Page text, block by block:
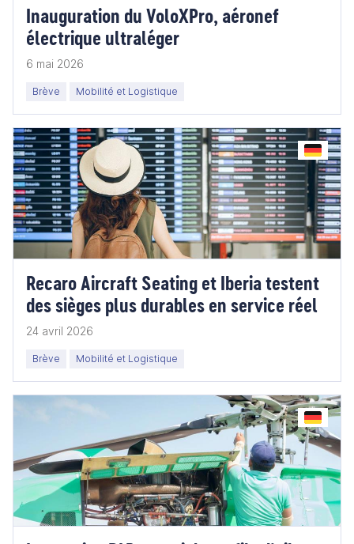
Inauguration du VoloXPro, aéronef
électrique ultraléger
6 mai 2026
Brève Mobilité et Logistique
Recaro Aircraft Seating et Iberia testent
des sièges plus durables en service réel
24 avril 2026
Brève Mobilité et Logistique